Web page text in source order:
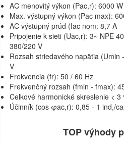
AC menovitý výkon (Pac,r): 6000 W
Max. výstupný výkon (Pac max):
AC výstupný prúd (Iac nom: 8,7 A
Pripojenie k sieti (Uac,r): 3~ NPE
380/220 V
Rozsah striedavého napätia (Umin
V
Frekvencia (fr): 50 / 60 Hz
Frekvenčný rozsah (fmin - fmax):
Celkové harmonické skreslenie < 3
Účinník (cos φac,r): 0,85 - 1 ind,/
TOP výhody